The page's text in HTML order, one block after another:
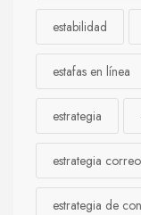
estabilidad
estafas en línea
estrategia
estrategia
estrategia de